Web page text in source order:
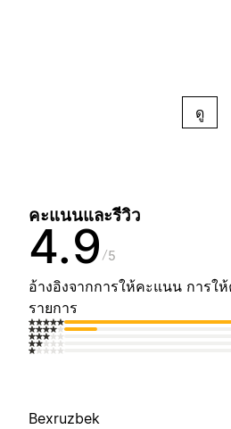
ดู
คะแนนและรีวิว
4.9 5
อ้างอิงจากการให้คะแนน การใ
รายการ
Bexruzbek